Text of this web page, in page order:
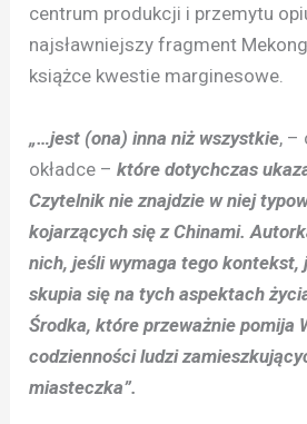
centrum produkcji i przemytu
najsławniejszy fragment
książce kwestie marginesowe.
„…jest (ona) inna niż wszystkie, –
okładce – które dotychczas
Czytelnik nie znajdzie w niej
kojarzących się z Chinami.
nich, jeśli wymaga tego kontekst,
skupia się na tych aspektach
Środka, które przeważnie pomija
codzienności ludzi
miasteczka”.